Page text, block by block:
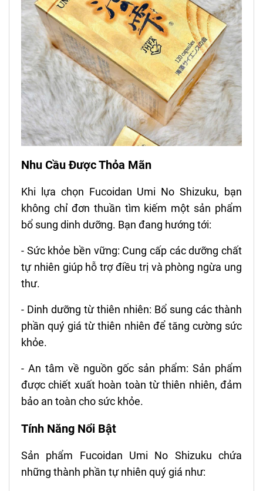
Nhu Cầu Được Thỏa Mãn
Khi lựa chọn Fucoidan Umi No Shizuku, bạn
không chỉ đơn thuần tìm kiếm một sản phẩm
bổ sung dinh dưỡng. Bạn đang hướng tới:
- Sức khỏe bền vững: Cung cấp các dưỡng chất
tự nhiên giúp hỗ trợ điều trị và phòng ngừa ung
thư.
- Dinh dưỡng từ thiên nhiên: Bổ sung các thành
phần quý giá từ thiên nhiên để tăng cường sức
khỏe.
- An tâm về nguồn gốc sản phẩm: Sản phẩm
được chiết xuất hoàn toàn từ thiên nhiên, đảm
bảo an toàn cho sức khỏe.
Tính Năng Nổi Bật
Sản phẩm Fucoidan Umi No Shizuku chứa
những thành phần tự nhiên quý giá như: